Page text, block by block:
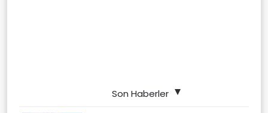
Son Haberler